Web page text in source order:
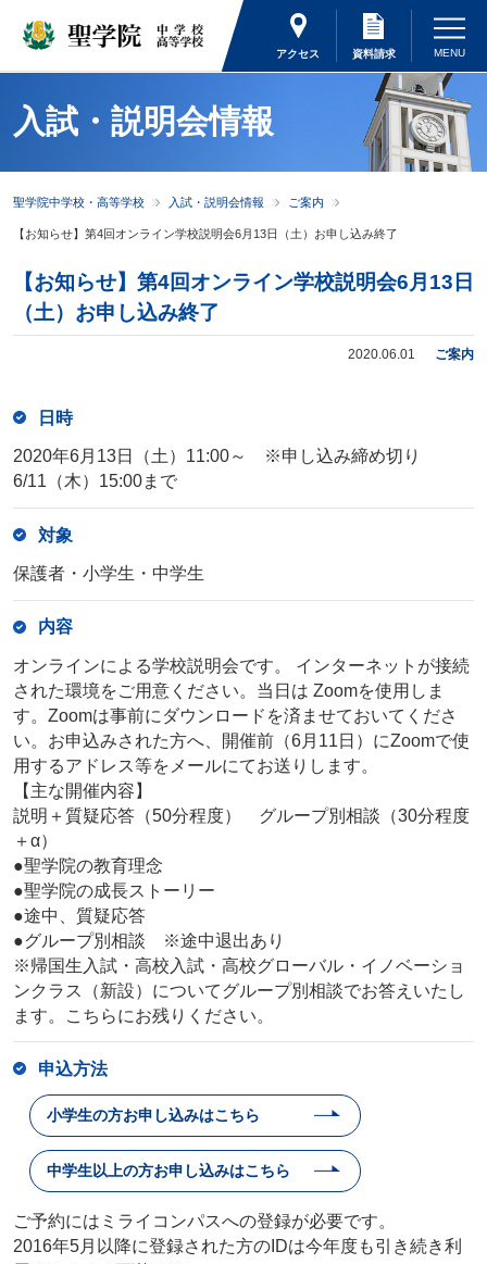
アクセス 資料請求
入試・説明会情報
聖学院中学校・高等学校 入試・説明会情報 ご案内
【お知らせ】第4回オンライン学校説明会6月13日（土）お申し込み終了
【お知らせ】第4回オンライン学校説明会6月13日
（土）お申し込み終了
2020.06.01 ご案内
日時
2020年6月13日（土）11:00～ ※申し込み締め切り
6/11（木）15:00まで
対象
保護者・小学生・中学生
内容
オンラインによる学校説明会です。 インターネットが接続
された環境をご用意ください。当日は Zoomを使用しま
す。Zoomは事前にダウンロードを済ませておいてくださ
い。お申込みされた方へ、開催前（6月11日）にZoomで使
用するアドレス等をメールにてお送りします。
【主な開催内容】
説明＋質疑応答（50分程度） グループ別相談（30分程度
＋α）
●聖学院の教育理念
●聖学院の成長ストーリー
●途中、質疑応答
●グループ別相談 ※途中退出あり
※帰国生入試・高校入試・高校グローバル・イノベーショ
ンクラス（新設）についてグループ別相談でお答えいたし
ます。こちらにお残りください。
申込方法
小学生の方お申し込みはこちら
中学生以上の方お申し込みはこちら
ご予約にはミライコンパスへの登録が必要です。
2016年5月以降に登録された方のIDは今年度も引き続き利